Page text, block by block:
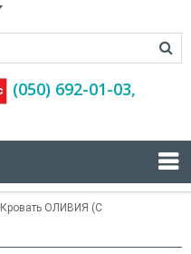
(‎050) 692-01-03,
Кровать ОЛИВИЯ (с